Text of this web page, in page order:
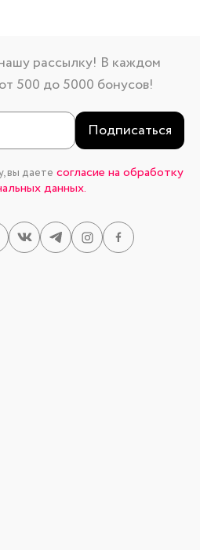
рассылку! В каждом
500 до 5000 бонусов!
Подписаться
вы даете согласие на обработку
данных.